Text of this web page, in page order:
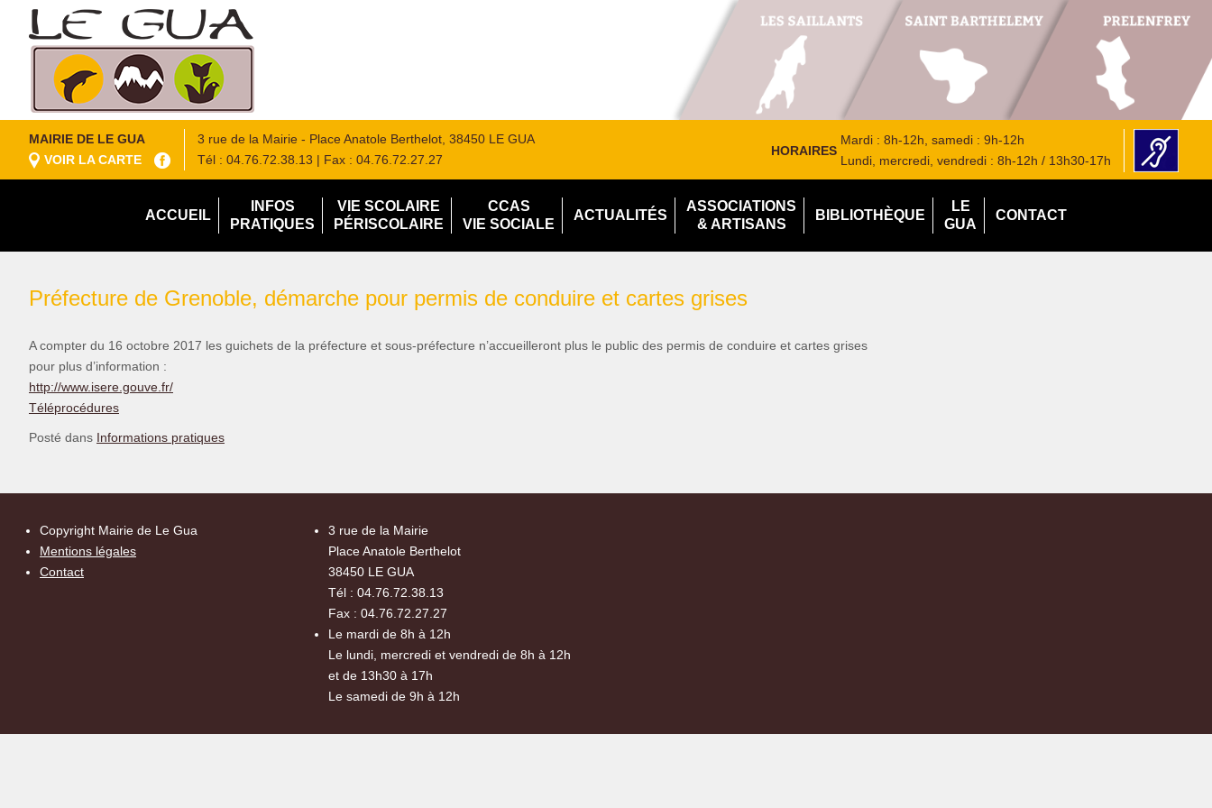
MAIRIE DE LE GUA
VOIR LA CARTE
3 rue de la Mairie - Place Anatole Berthelot, 38450 LE GUA
Tél : 04.76.72.38.13 | Fax : 04.76.72.27.27
HORAIRES
Mardi : 8h-12h, samedi : 9h-12h
Lundi, mercredi, vendredi : 8h-12h / 13h30-17h
ACCUEIL
INFOS
PRATIQUES
VIE SCOLAIRE
PÉRISCOLAIRE
CCAS
VIE SOCIALE
ACTUALITÉS
ASSOCIATIONS
& ARTISANS
BIBLIOTHÈQUE
LE
GUA
CONTACT
Préfecture de Grenoble, démarche pour permis de conduire et cartes grises
A compter du 16 octobre 2017 les guichets de la préfecture et sous-préfecture n’accueilleront plus le public des permis de conduire et cartes grises
pour plus d’information :
http://www.isere.gouve.fr/
Téléprocédures
Posté dans Informations pratiques
Copyright Mairie de Le Gua
Mentions légales
Contact
3 rue de la Mairie
Place Anatole Berthelot
38450 LE GUA
Tél : 04.76.72.38.13
Fax : 04.76.72.27.27
Le mardi de 8h à 12h
Le lundi, mercredi et vendredi de 8h à 12h
et de 13h30 à 17h
Le samedi de 9h à 12h